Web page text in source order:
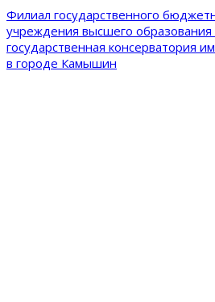
Филиал государственного
учреждения высшего образования
государственная консерватория
в городе Камышин